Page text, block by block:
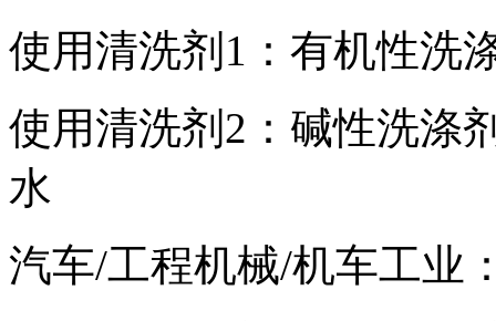
使用清洗剂1：有机性洗
使用清洗剂2：碱性洗涤
水
汽车/工程机械/机车工业